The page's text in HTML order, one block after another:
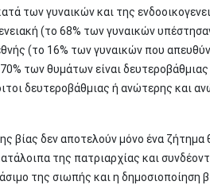
των γυναικών και της
(το 68% των γυναικών
(το 16% των γυναικών που
των θυμάτων είναι
δευτεροβάθμιας ή ανώτερης και
βίας δεν αποτελούν μόνο ένα
της πατριαρχίας και
της σιωπής και η δημοσιοποίηση